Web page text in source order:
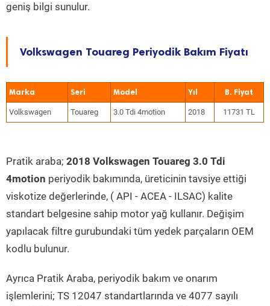
geniş bilgi sunulur.
Volkswagen Touareg Periyodik Bakım Fiyatı
Marka Seri Model Yıl
Volkswagen Touareg 3.0 Tdi 4motion 2018 11731 TL
Pratik araba; 2018 Volkswagen Touareg 3.0 Tdi
4motion periyodik bakımında, üreticinin tavsiye ettiği
viskotize değerlerinde, ( API - ACEA - ILSAC) kalite
standart belgesine sahip motor yağ kullanır. Değişim
yapılacak filtre gurubundaki tüm yedek parçaların OEM
kodlu bulunur.
Ayrıca Pratik Araba, periyodik bakım ve onarım
işlemlerini; TS 12047 standartlarında ve 4077 sayılı